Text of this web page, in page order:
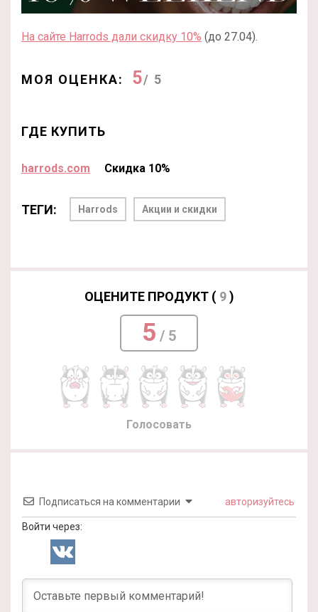
На сайте Harrods дали скидку 10% (до 27.04).
МОЯ ОЦЕНКА: 5/ 5
ГДЕ КУПИТЬ
harrods.com Скидка 10%
ТЕГИ: Harrods Акции и скидки
ОЦЕНИТЕ ПРОДУКТ ( 9)
5 / 5
Голосовать
Подписаться на комментарии авторизуйтесь
Войти через: